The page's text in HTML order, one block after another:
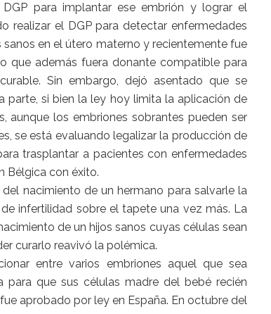
para implantar ese embrión y lograr el
realizar el DGP para detectar enfermedades
en el útero materno y recientemente fue
que además fuera donante compatible para
Sin embargo, dejó asentado que se
parte, si bien la ley hoy limita la aplicación de
aunque los embriones sobrantes pueden ser
se está evaluando legalizar la producción de
trasplantar a pacientes con enfermedades
Bélgica con éxito.
nacimiento de un hermano para salvarle la
infertilidad sobre el tapete una vez más. La
de un hijos sanos cuyas células sean
curarlo reavivó la polémica.
entre varios embriones aquel que sea
que sus células madre del bebé recién
aprobado por ley en España. En octubre del